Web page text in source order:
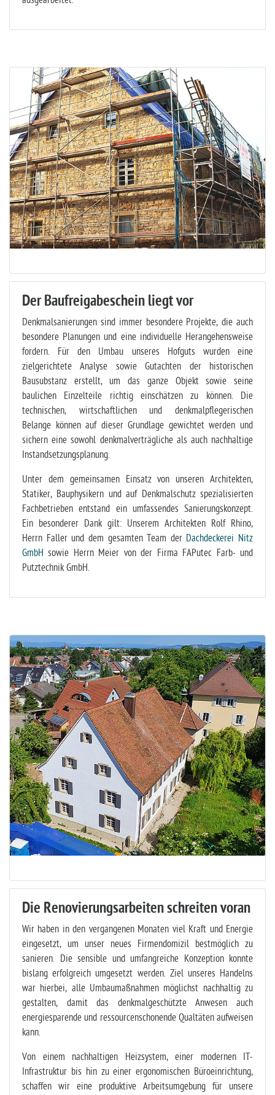
Der Baufreigabeschein liegt vor
Denkmalsanierungen sind immer besondere Projekte, die auch
besondere Planungen und eine individuelle Herangehensweise
fordern. Für den Umbau unseres Hofguts wurden eine
zielgerichtete Analyse sowie Gutachten der historischen
Bausubstanz erstellt, um das ganze Objekt sowie seine
baulichen Einzelteile richtig einschätzen zu können. Die
technischen, wirtschaftlichen und denkmalpflegerischen
Belange können auf dieser Grundlage gewichtet werden und
sichern eine sowohl denkmalverträgliche als auch nachhaltige
Instandsetzungsplanung.
Unter dem gemeinsamen Einsatz von unseren Architekten,
Statiker, Bauphysikern und auf Denkmalschutz spezialisierten
Fachbetrieben entstand ein umfassendes Sanierungskonzept.
Ein besonderer Dank gilt: Unserem Architekten Rolf Rhino,
Herrn Faller und dem gesamten Team der Dachdeckerei Nitz
GmbH sowie Herrn Meier von der Firma FAPutec Farb- und
Putztechnik GmbH.
Die Renovierungsarbeiten schreiten voran
Wir haben in den vergangenen Monaten viel Kraft und Energie
eingesetzt, um unser neues Firmendomizil bestmöglich zu
sanieren. Die sensible und umfangreiche Konzeption konnte
bislang erfolgreich umgesetzt werden. Ziel unseres Handelns
war hierbei, alle Umbaumaßnahmen möglichst nach­haltig zu
gestalten, damit das denkmalgeschützte Anwesen auch
energiesparende und ressourcenschonende Qualtäten aufweisen
kann.
Von einem nachhaltigen Heizsystem, einer modernen IT-
Infrastruktur bis hin zu einer ergonomischen Büroeinrichtung,
schaffen wir eine produktive Arbeitsumgebung für unsere